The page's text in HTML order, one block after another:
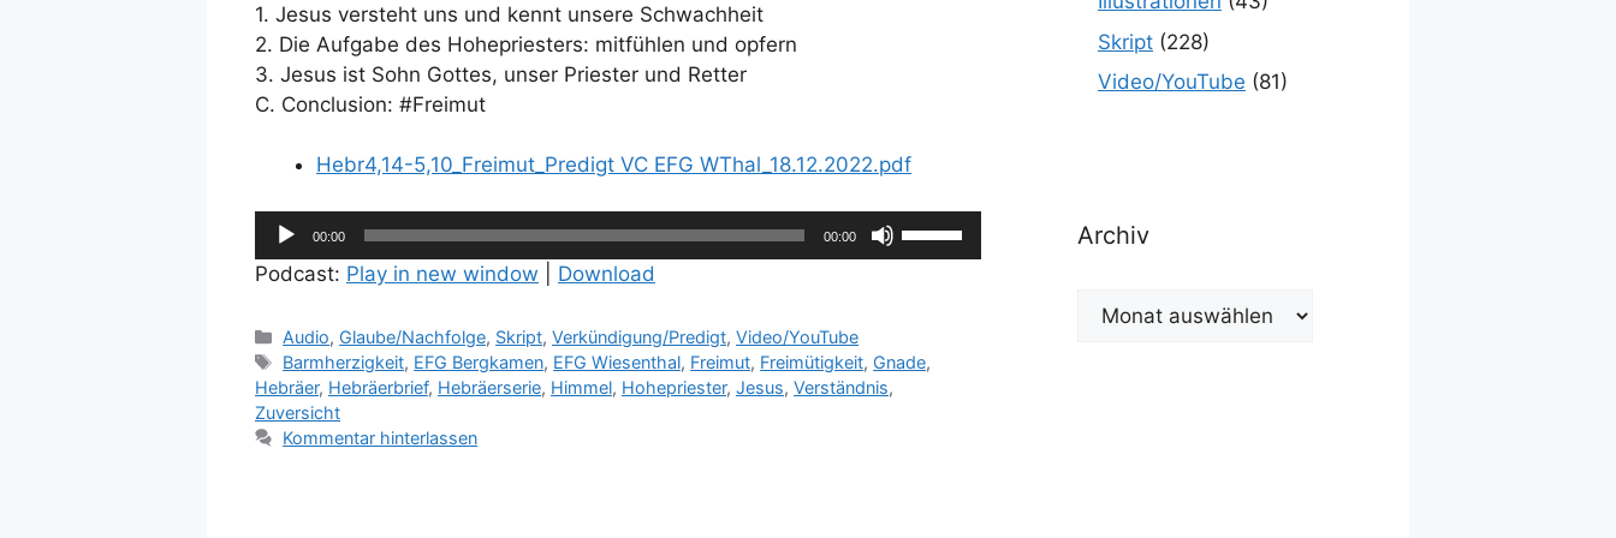
1. Jesus versteht uns und kennt unsere Schwachheit
2. Die Aufgabe des Hohepriesters: mitfühlen und opfern
3. Jesus ist Sohn Gottes, unser Priester und Retter
C. Conclusion: #Freimut
Hebr4,14-5,10_Freimut_Predigt VC EFG WThal_18.12.2022.pdf
Audio-
Player
00:00 00:00
Pfeiltasten
Hoch/Runter
Lautstärke
Podcast: Play in new window Download
Kategorien
Audio, Glaube/Nachfolge, Skript,Verkündigung/Predigt,Video/YouTube
Schlagwörter
Barmherzigkeit, EFG Bergkamen, EFG Wiesenthal, Freimut, Freimütigkeit, Gnade,
Hebräer, Hebräerbrief, Hebräerserie, Himmel, Hohepriester, Jesus, Verständnis,
Zuversicht
Kommentar hinterlassen
Skript (228)
Video/YouTube (81)
Archiv
Archiv